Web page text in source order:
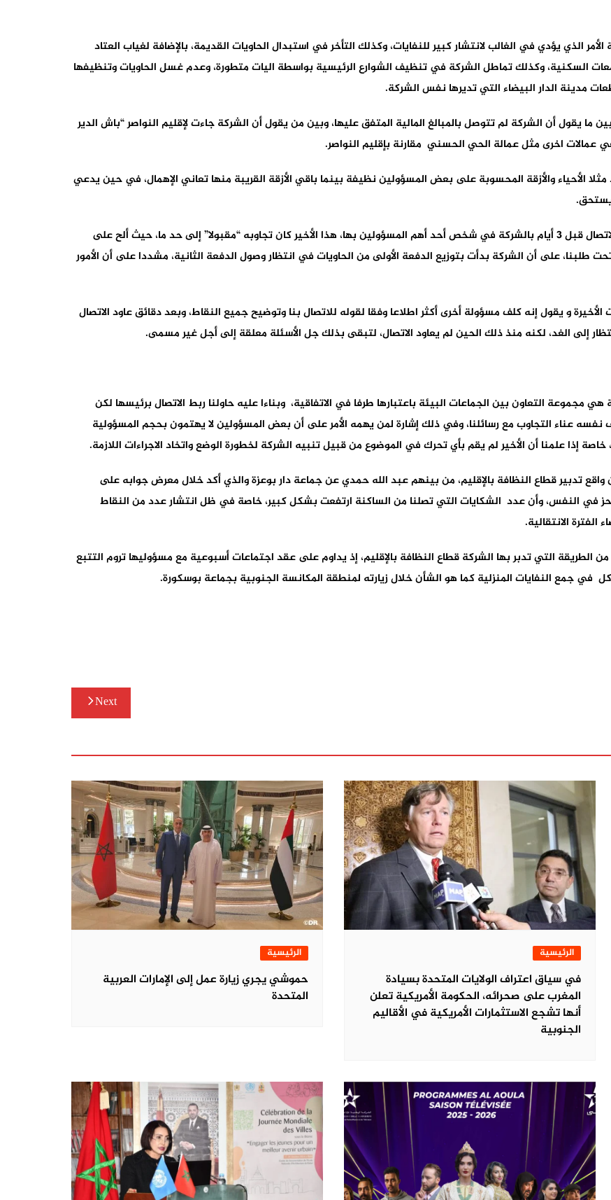
الذي يؤدي في الغالب لانتشار كبير للنفايات، وكذلك التأخر في استبدال الحاويات القديمة، بالإضافة لغياب العتاد
السكنية، وكذلك تماطل الشركة في تنظيف الشوارع الرئيسية بواسطة اليات متطورة، وعدم غسل الحاويات وتنظيفها
مدينة الدار البيضاء التي تديرها نفس الشركة.
يقول أن الشركة لم تتوصل بالمبالغ المالية المتفق عليها، وبين من يقول أن الشركة جاءت لإقليم النواصر “باش الدير
اخرى مثل عمالة الحي الحسني مقارنة بإقليم النواصر.
الأحياء والأزقة المحسوبة على بعض المسؤولين نظيفة بينما باقي الأزقة القريبة منها تعاني الإهمال، في حين يدعي
تفسيرات تظل محل شك ومجرد تأويلات، لذلك حاولنا ربط الاتصال قبل 3 أيام بالشركة في شخص أحد أهم المسؤولين بها، هذا الأخير كان تجاوبه “مقبولا” إلى حد ما، حيث ألح على
طلبنا، على أن الشركة بدأت بتوزيع الدفعة الأولى من الحاويات في انتظار وصول الدفعة الثانية، مشددا على أن الأمور
و يقول إنه كلف مسؤولة أخرى أكثر اطلاعا وفقا لقوله للاتصال بنا وتوضيح جميع النقاط، وبعد دقائق عاود الاتصال
إلى الغد، لكنه منذ ذلك الحين لم يعاود الاتصال، لتبقى بذلك جل الأسئلة معلقة إلى أجل غير مسمى.
مجموعة التعاون بين الجماعات البيئة باعتبارها طرفا في الاتفاقية، وبناءا عليه حاولنا ربط الاتصال برئيسها لكن
نفسه عناء التجاوب مع رسائلنا، وفي ذلك إشارة لمن يهمه الأمر على أن بعض المسؤولين لا يهتمون بحجم المسؤولية
إذا علمنا أن الأخير لم يقم بأي تحرك في الموضوع من قبيل تنبيه الشركة لخطورة الوضع واتخاد الاجراءات اللازمة.
تدبير قطاع النظافة بالإقليم، من بينهم عبد الله حمدي عن جماعة دار بوعزة والذي أكد خلال معرض جوابه على
في النفس، وأن عدد الشكايات التي تصلنا من الساكنة ارتفعت بشكل كبير، خاصة في ظل انتشار عدد من النقاط
الانتقالية.
الطريقة التي تدبر بها الشركة قطاع النظافة بالإقليم، إذ يداوم على عقد اجتماعات أسبوعية مع مسؤوليها تروم التتبع
جمع النفايات المنزلية كما هو الشأن خلال زيارته لمنطقة المكانسة الجنوبية بجماعة بوسكورة.
Next
الرئيسية
في سياق اعتراف الولايات المتحدة بسيادة
المغرب على صحرائه، الحكومة الأمريكية تعلن
أنها تشجع الاستثمارات الأمريكية في الأقاليم
الجنوبية
الرئيسية
حموشي يجري زيارة عمل إلى الإمارات العربية
المتحدة